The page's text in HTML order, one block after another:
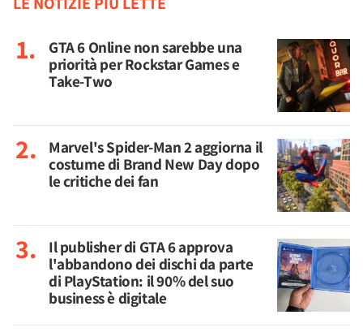
GTA 6 Online non sarebbe una
priorità per Rockstar Games e
Take-Two
Marvel's Spider-Man 2 aggiorna il
costume di Brand New Day dopo
le critiche dei fan
Il publisher di GTA 6 approva
l'abbandono dei dischi da parte
di PlayStation: il 90% del suo
business è digitale